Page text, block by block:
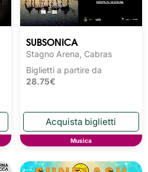
SUBSONICA
Stagno Arena, Cabras
Biglietti a partire da
28.75€
Musica